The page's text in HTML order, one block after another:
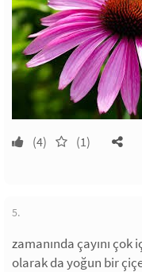
(4) (1)
5.
zamanında çayını
olarak da yoğun bir